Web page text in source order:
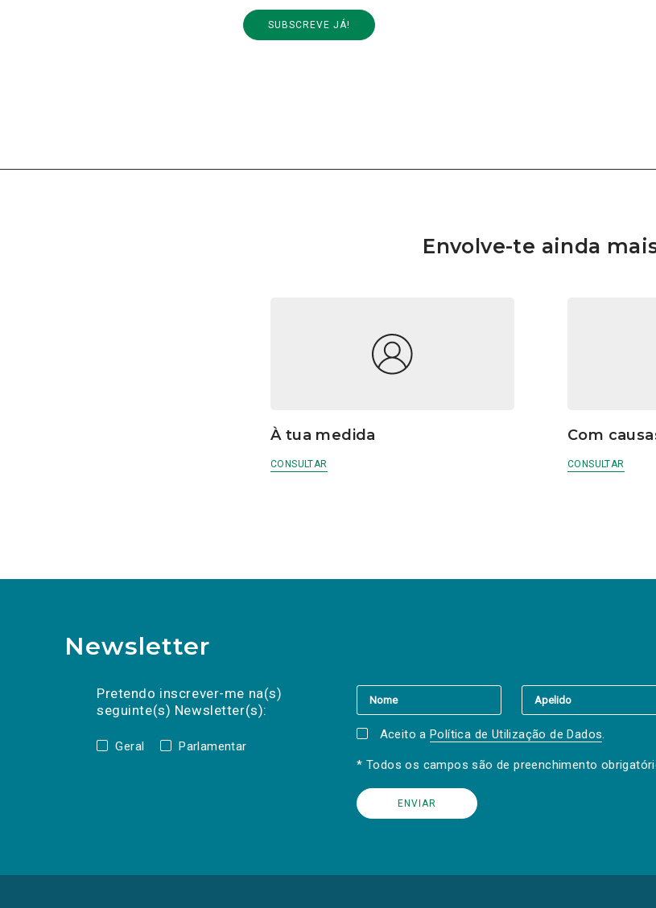
SUBSCREVE JÁ!
Envolve-te ainda
À tua medida
CONSULTAR
Com
CONSULTAR
Newsletter
Pretendo inscrever-me na(s)
seguinte(s) Newsletter(s):
Geral Parlamentar
mail
Aceito aPolítica de Utilização de Dados.
* Todos os campos são de preenchimento